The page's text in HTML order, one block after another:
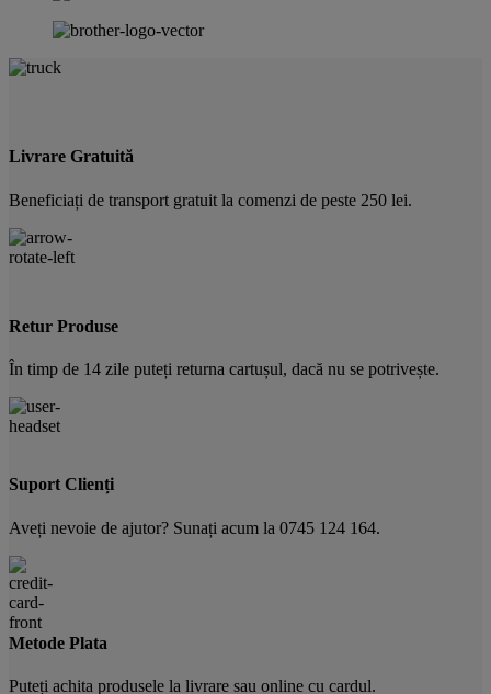
Livrare Gratuită
Beneficiați de transport gratuit la comenzi de peste 250 lei.
Retur Produse
În timp de 14 zile puteți returna cartușul, dacă nu se potrivește.
Suport Clienți
Aveți nevoie de ajutor? Sunați acum la 0745 124 164.
Metode Plata
Puteți achita produsele la livrare sau online cu cardul.